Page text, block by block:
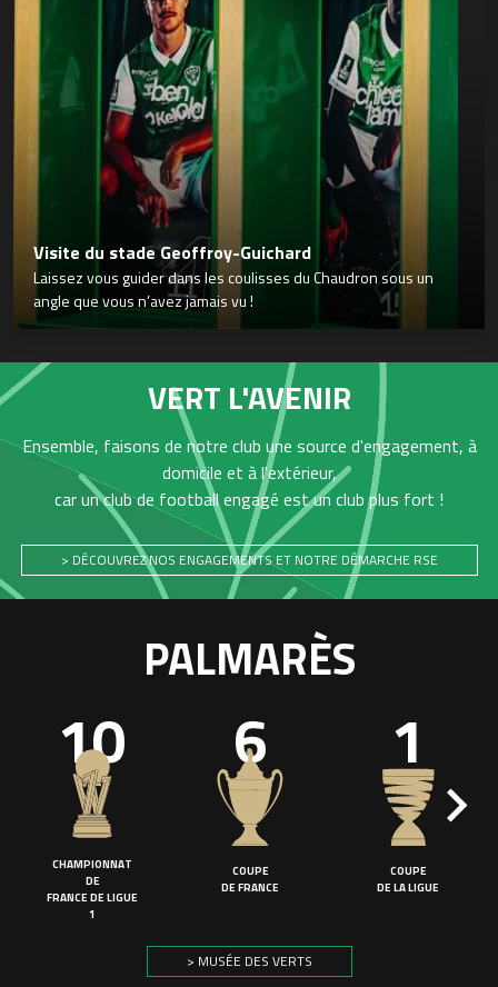
Visite du stade Geoffroy-Guichard
Laissez vous guider dans les coulisses du Chaudron sous un
angle que vous n’avez jamais vu !
VERT L'AVENIR
Ensemble, faisons de notre club une source d'engagement, à
domicile et à l'extérieur,
car un club de football engagé est un club plus fort !
> DÉCOUVREZ NOS ENGAGEMENTS ET NOTRE DÉMARCHE RSE
PALMARÈS
10
CHAMPIONNAT
DE
FRANCE DE LIGUE
1
6
COUPE
DE FRANCE
1
COUPE
DE LA LIGUE
> MUSÉE DES VERTS